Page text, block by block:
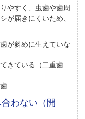
やすく、 虫歯や歯周
が届きにくいため、
が斜めに生えていな
きている（二重歯
わない（開